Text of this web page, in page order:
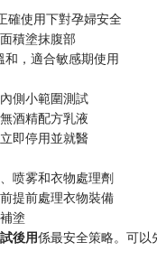
確使用下對孕婦安全
積塗抹腹部
和，適合敏感期使用
側小範圍測試
酒精配方乳液
即停用並就醫
喷雾和衣物處理劑
提前處理衣物裝備
塗
後用​係最安全策略。可以